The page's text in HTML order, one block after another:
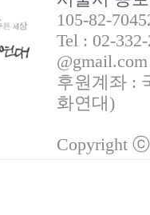
105-82-
Tel : 02-
@gmail.com
후원계좌 :
화연대)
Copyright